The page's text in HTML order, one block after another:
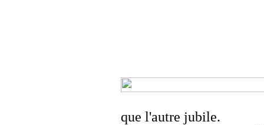
que l'autre jubile.